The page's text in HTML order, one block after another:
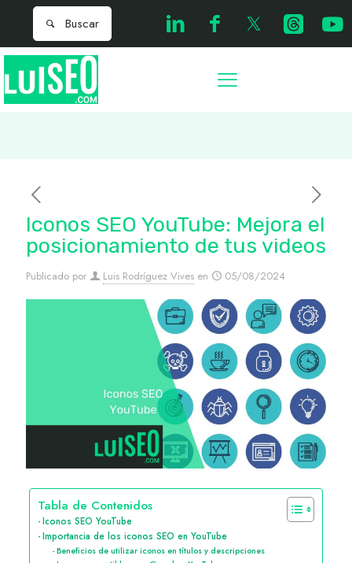
Iconos SEO YouTube: Mejora el
posicionamiento de tus videos
Publicado por Luis Rodríguez Vives en 05/08/2024
Tabla de Contenidos
Iconos SEO YouTube
Importancia de los iconos SEO en YouTube
Beneficios de utilizar iconos en títulos y descripciones